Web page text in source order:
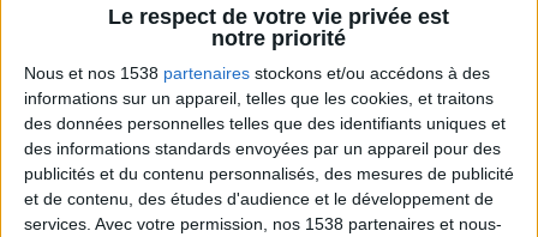
Le respect de votre vie privée est
notre priorité
Nous et nos 1538 partenaires stockons et/ou accédons à des
informations sur un appareil, telles que les cookies, et traitons
des données personnelles telles que des identifiants uniques et
des informations standards envoyées par un appareil pour des
publicités et du contenu personnalisés, des mesures de publicité
et de contenu, des études d'audience et le développement de
services. Avec votre permission, nos 1538 partenaires et nous-
Ces marques diététiques : c'est n'importe quoi !
Webinaires en direct Voir tout